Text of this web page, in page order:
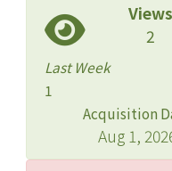
Views
2
Last Week
1
Acquisition
Aug 1,